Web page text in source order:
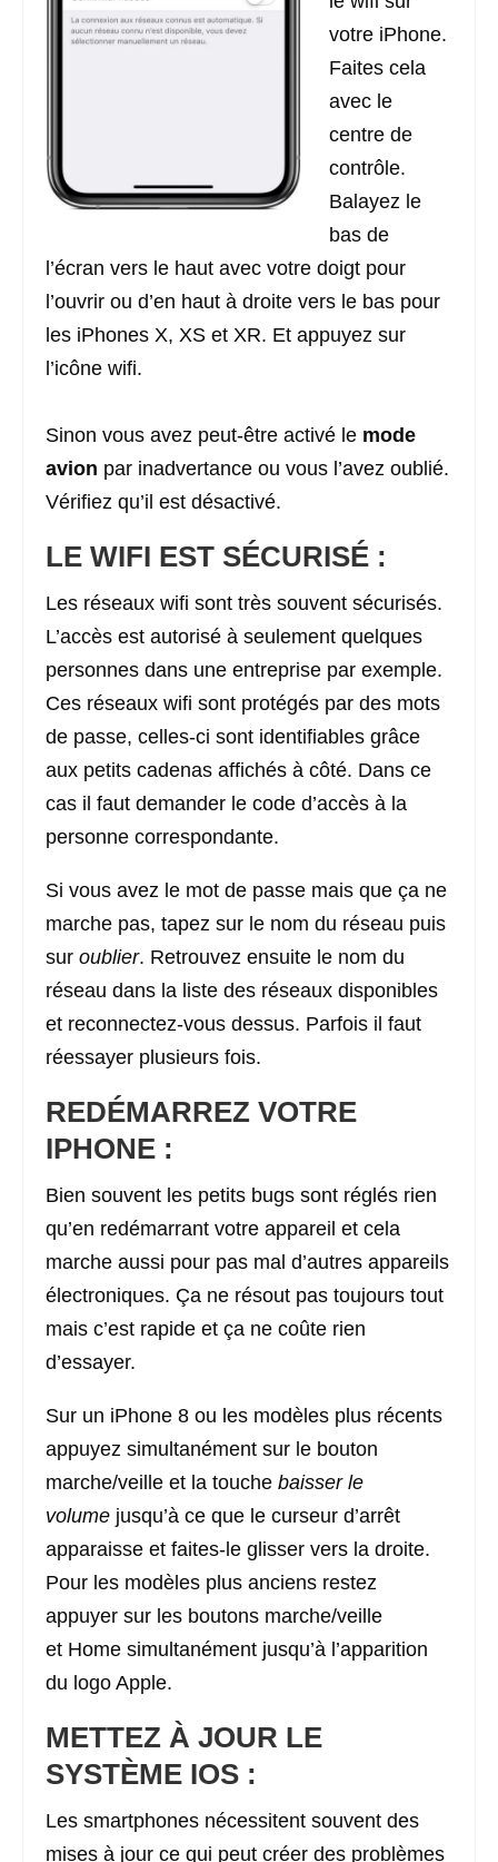
votre iPhone.
Faites cela
avec le
centre de
contrôle.
Balayez le
bas de
l’écran vers le haut avec votre doigt pour
l’ouvrir ou d’en haut à droite vers le bas pour
les iPhones X, XS et XR. Et appuyez sur
l’icône wifi.
Sinon vous avez peut-être activé le mode
avion par inadvertance ou vous l’avez oublié.
Vérifiez qu’il est désactivé.
LE WIFI EST SÉCURISÉ :
Les réseaux wifi sont très souvent sécurisés.
L’accès est autorisé à seulement quelques
personnes dans une entreprise par exemple.
Ces réseaux wifi sont protégés par des mots
de passe, celles-ci sont identifiables grâce
aux petits cadenas affichés à côté. Dans ce
cas il faut demander le code d’accès à la
personne correspondante.
Si vous avez le mot de passe mais que ça ne
marche pas, tapez sur le nom du réseau puis
sur oublier. Retrouvez ensuite le nom du
réseau dans la liste des réseaux disponibles
et reconnectez-vous dessus. Parfois il faut
réessayer plusieurs fois.
REDÉMARREZ VOTRE
IPHONE :
Bien souvent les petits bugs sont réglés rien
qu’en redémarrant votre appareil et cela
marche aussi pour pas mal d’autres appareils
électroniques. Ça ne résout pas toujours tout
mais c’est rapide et ça ne coûte rien
d’essayer.
Sur un iPhone 8 ou les modèles plus récents
appuyez simultanément sur le bouton
marche/veille et la touche baisser le
volume jusqu’à ce que le curseur d’arrêt
apparaisse et faites-le glisser vers la droite.
Pour les modèles plus anciens restez
appuyer sur les boutons marche/veille
et Home simultanément jusqu’à l’apparition
du logo Apple.
METTEZ À JOUR LE
SYSTÈME IOS :
Les smartphones nécessitent souvent des
mises à jour ce qui peut créer des problèmes